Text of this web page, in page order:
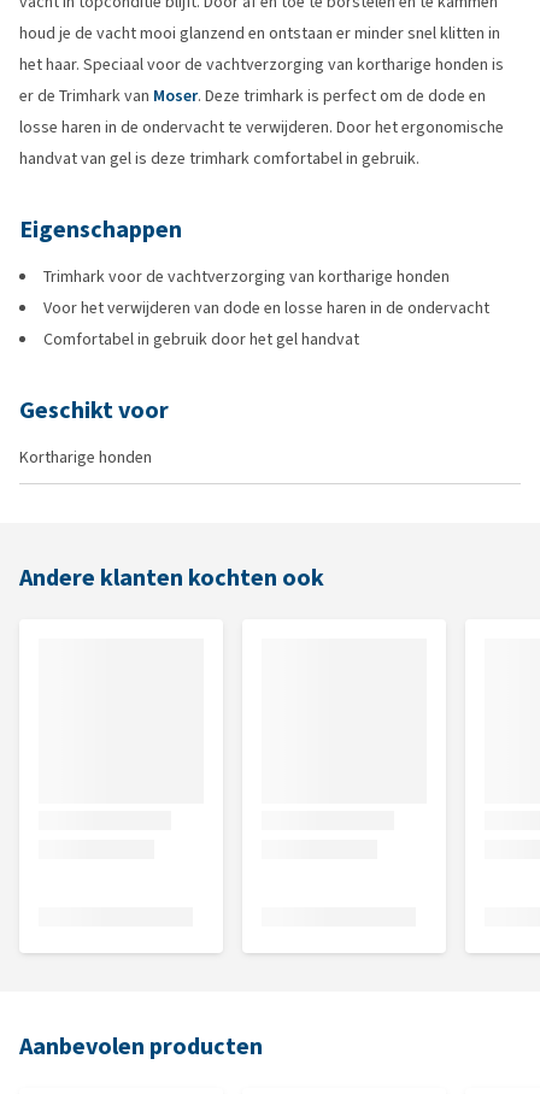
houd je de vacht mooi glanzend en ontstaan er minder snel klitten in
het haar. Speciaal voor de vachtverzorging van kortharige honden is
er de Trimhark van Moser. Deze trimhark is perfect om de dode en
losse haren in de ondervacht te verwijderen. Door het ergonomische
handvat van gel is deze trimhark comfortabel in gebruik.
Eigenschappen
Trimhark voor de vachtverzorging van kortharige honden
Voor het verwijderen van dode en losse haren in de ondervacht
Comfortabel in gebruik door het gel handvat
Geschikt voor
Kortharige honden
Andere klanten kochten ook
Aanbevolen producten